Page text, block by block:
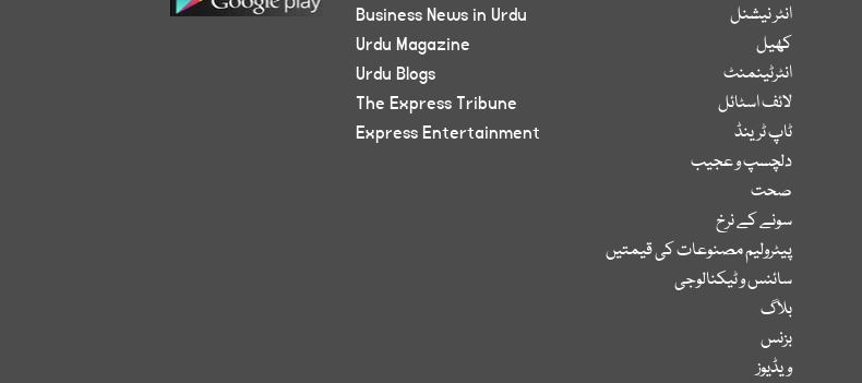
انٹر نیشنل
کھیل
انٹرٹینمنٹ
لائف اسٹائل
ٹاپ ٹرینڈ
دلچسپ و عجیب
صحت
سونے کے نرخ
پیٹرولیم مصنوعات کی قیمتیں
سائنس و ٹیکنالوجی
بلاگ
بزنس
ویڈیوز
Business News in Urdu
Urdu Magazine
Urdu Blogs
The Express Tribune
Express Entertainment